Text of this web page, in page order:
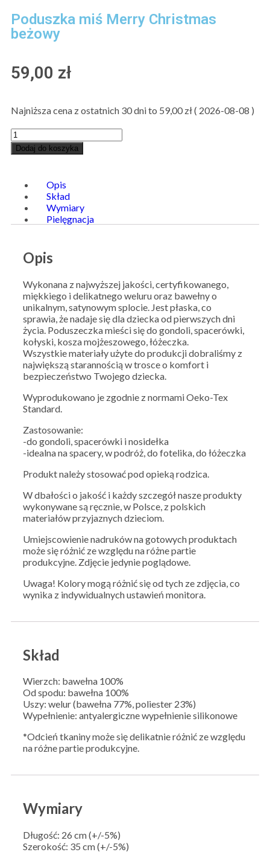
Poduszka miś Merry Christmas
beżowy
59,00 zł
Najniższa cena z ostatnich 30 dni to 59,00 zł( 2026-08-08 )
Dodaj do koszyka
Opis
Skład
Wymiary
Pielęgnacja
Opis
Wykonana z najwyższej jakości, certyfikowanego,
miękkiego i delikatnego weluru oraz bawełny o
unikalnym, satynowym splocie. Jest płaska, co
sprawia, że nadaje się dla dziecka od pierwszych dni
życia. Poduszeczka mieści się do gondoli, spacerówki,
kołyski, kosza mojżeszowego, łóżeczka.
Wszystkie materiały użyte do produkcji dobraliśmy z
największą starannością w trosce o komfort i
bezpieczeństwo Twojego dziecka.
Wyprodukowano je zgodnie z normami Oeko-Tex
Standard.
Zastosowanie:
-do gondoli, spacerówki i nosidełka
-idealna na spacery, w podróż, do fotelika, do łóżeczka
Produkt należy stosować pod opieką rodzica.
W dbałości o jakość i każdy szczegół nasze produkty
wykonywane są ręcznie, w Polsce, z polskich
materiałów przyjaznych dzieciom.
Umiejscowienie nadruków na gotowych produktach
może się różnić ze względu na różne partie
produkcyjne. Zdjęcie jedynie poglądowe.
Uwaga! Kolory mogą różnić się od tych ze zdjęcia, co
wynika z indywidualnych ustawień monitora.
Skład
Wierzch: bawełna 100%
Od spodu: bawełna 100%
Uszy: welur (bawełna 77%, poliester 23%)
Wypełnienie: antyalergiczne wypełnienie silikonowe
*Odcień tkaniny może się delikatnie różnić ze względu
na różne partie produkcyjne.
Wymiary
Długość: 26 cm (+/-5%)
Szerokość: 35 cm (+/-5%)